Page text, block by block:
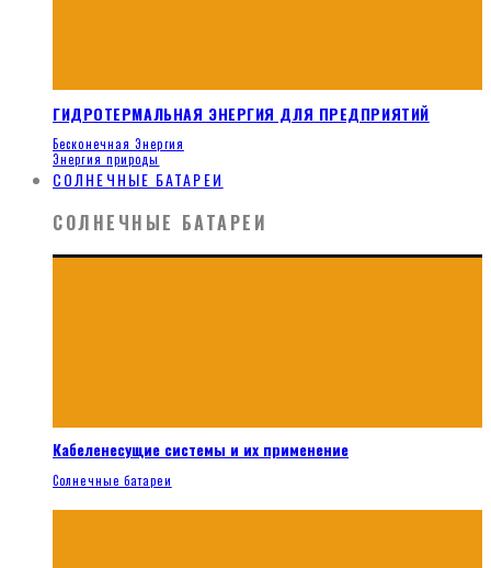
ГИДРОТЕРМАЛЬНАЯ ЭНЕРГИЯ ДЛЯ ПРЕДПРИЯТИЙ
Бесконечная Энергия
Энергия природы
СОЛНЕЧНЫЕ БАТАРЕИ
СОЛНЕЧНЫЕ БАТАРЕИ
Кабеленесущие системы и их применение
Солнечные батареи